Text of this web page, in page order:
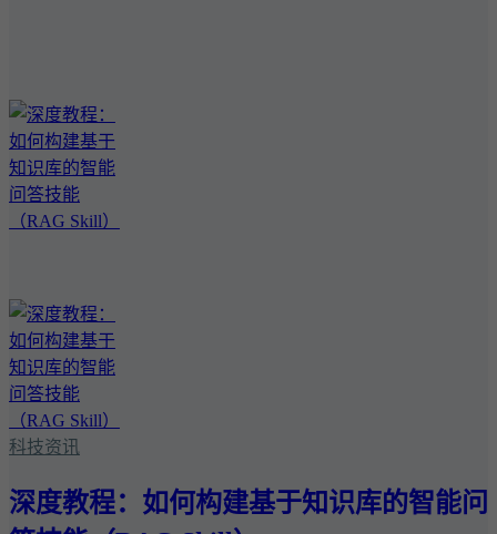
科技资讯
深度教程：如何构建基于知识库的智能问